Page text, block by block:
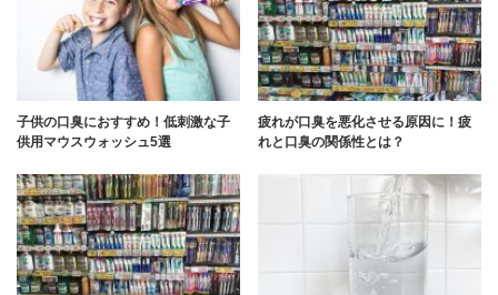
子供の口臭におすすめ！低刺激な子
供用マウスウォッシュ5選
疲れが口臭を悪化させる原因に！疲
れと口臭の関係性とは？